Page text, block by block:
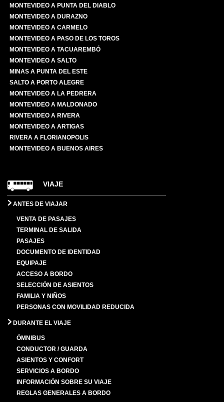
MONTEVIDEO A PUNTA DEL DIABLO
MONTEVIDEO A DURAZNO
MONTEVIDEO A CARMELO
MONTEVIDEO A PASO DE LOS TOROS
MONTEVIDEO A TACUAREMBÓ
MONTEVIDEO A SALTO
MINAS A PUNTA DEL ESTE
SALTO A PORTO ALEGRE
MONTEVIDEO A LA PEDRERA
MONTEVIDEO A MALDONADO
MONTEVIDEO A RIVERA
MONTEVIDEO A ARTIGAS
RIVERA A FLORIANOPOLIS
MONTEVIDEO A BUENOS AIRES
VIAJE
ANTES DE VIAJAR
VENTA DE PASAJES
TERMINAL DE SALIDA
PASAJES
DOCUMENTO DE IDENTIDAD
EQUIPAJE
ACCESO A BORDO
SELECCIÓN DE ASIENTOS
FAMILIA Y NIÑOS
PERSONAS CON MOVILIDAD REDUCIDA
DURANTE EL VIAJE
ÓMNIBUS
CONDUCTOR / GUARDA
ASIENTOS Y CONFORT
SERVICIOS A BORDO
INFORMACIÓN SOBRE SU VIAJE
REGLAS GENERALES A BORDO